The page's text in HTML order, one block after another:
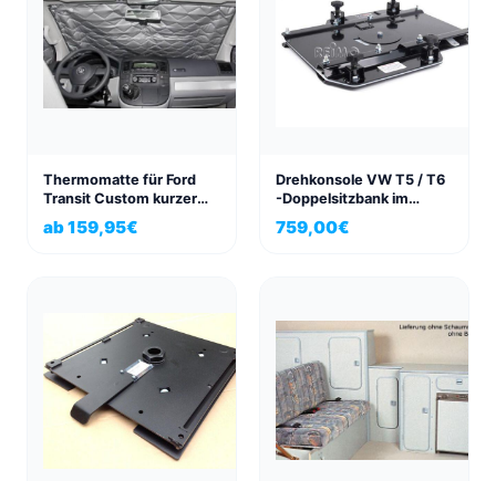
Thermomatte für Ford
Transit Custom kurzer
und langer Radstand
rundum 8-tlg.
ab159,95€
Drehkonsole VW T5 / T6
-Doppelsitzbank im
Fahrerhaus, mit TÜV-
Gutachten
759,00€